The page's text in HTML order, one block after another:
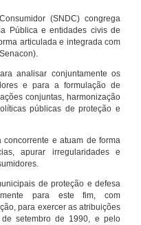
(SNDC) congrega
Pública e entidades civis de
articulada e integrada com
analisar conjuntamente os
e para a formulação de
conjuntas, harmonização
públicas de proteção e
e atuam de forma
apurar irregularidades e
de proteção e defesa
para este fim, com
para exercer as atribuições
setembro de 1990, e pelo